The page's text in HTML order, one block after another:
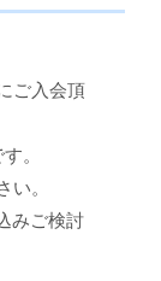
ご入会頂
。
い。
みご検討